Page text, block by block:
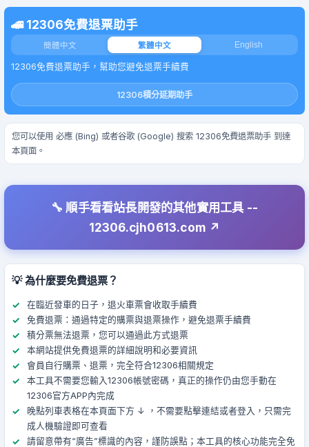
🚄 12306免費退票助手
簡體中文 繁體中文 English
12306免費退票助手，幫助您避免退票手續費
12306積分延期助手
您可以使用 必應 (Bing) 或者谷歌 (Google) 搜索 12306免費退票助手 到達
本頁面。
🔧 順手看看站長開發的其他實用工具 --
12306.cjh0613.com
💡 為什麼要免費退票？
在臨近發車的日子，退火車票會收取手續費
免費退票：通過特定的購票與退票操作，避免退票手續費
積分票無法退票，您可以通過此方式退票
本網站提供免費退票的詳細說明和必要資訊
會員自行購票、退票，完全符合12306相關規定
本工具不需要您輸入12306帳號密碼，真正的操作仍由您手動在
12306官方APP內完成
晚點列車表格在本頁面下方 ↓ ，不需要點擊連結或者登入，只需完
成人機驗證即可查看
請留意帶有“廣告”標識的內容，謹防誤點；本工具的核心功能完全免